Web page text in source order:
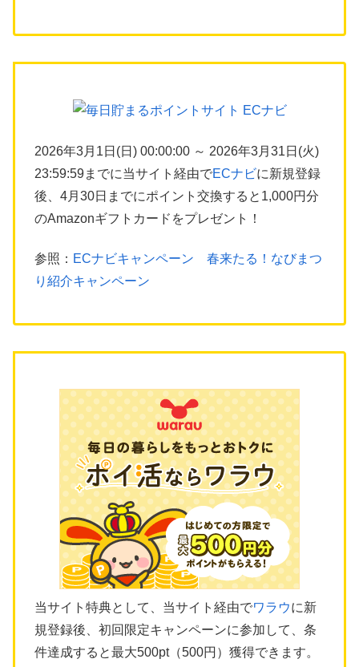
2026年3月1日(日) 00:00:00 ～ 2026年3月31日(火)
23:59:59までに当サイト経由でECナビに新規登録
後、4月30日までにポイント交換すると1,000円分
のAmazonギフトカードをプレゼント！
参照： ECナビキャンペーン 春来たる！なびまつ
り紹介キャンペーン
当サイト特典として、当サイト経由でワラウに新
規登録後、初回限定キャンペーンに参加して、条
件達成すると最大500pt（500円）獲得できます。